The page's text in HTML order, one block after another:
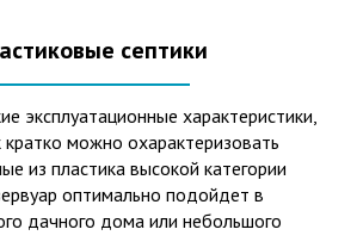
септики
эксплуатационные характеристики,
кратко можно охарактеризовать
из пластика высокой категории
оптимально подойдет в
дачного дома или небольшого